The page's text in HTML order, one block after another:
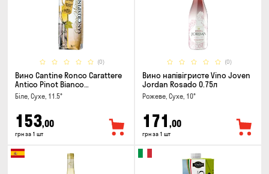
(0)
Вино Cantine Ronco Carattere
Antico Pinot Bianco
Chardonnay Rubicone IGT 1л
Біле, Сухе, 11.5°
153,00
грн за 1 шт
(0)
Вино напівігристе Vino Joven
Jordan Rosado 0.75л
Рожеве, Сухе, 10°
171 ,00
грн за 1 шт